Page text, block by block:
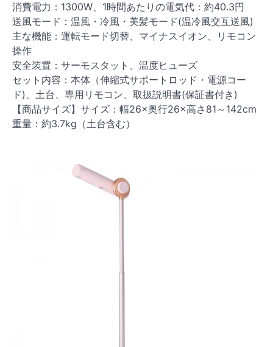
消費電力：1300W、1時間あたりの電気代：約40.3円
送風モード：温風・冷風・美髪モード(温冷風交互送風)
主な機能：運転モード切替、マイナスイオン、リモコン
操作
安全装置：サーモスタット、温度ヒューズ
セット内容：本体（伸縮式サポートロッド・電源コー
ド)、土台、専用リモコン、取扱説明書(保証書付き)
【商品サイズ】サイズ：幅26×奥行26×高さ81～142cm
重量：約3.7kg（土台含む）